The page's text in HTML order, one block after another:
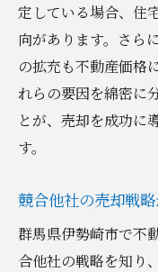
住民の声
適切なネ
地域コミ
ンテーショ
不動産売却を成
分析と市場予測
地域経済
定している場合、住
向があります。さら
の拡充も不動産価格
れらの要因を綿密に
とが、売却を成功に
す。
競合他社の売却戦
群馬県伊勢崎市で不
合他社の戦略を知り